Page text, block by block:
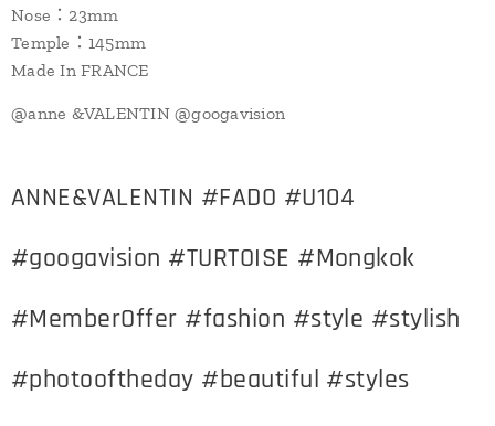
Nose：23mm
Temple：145mm
Made In FRANCE
@anne &VALENTIN @googavision
ANNE&VALENTIN #FADO #U104
#googavision #TURTOISE #Mongkok
#MemberOffer #fashion #style #stylish
#photooftheday #beautiful #styles